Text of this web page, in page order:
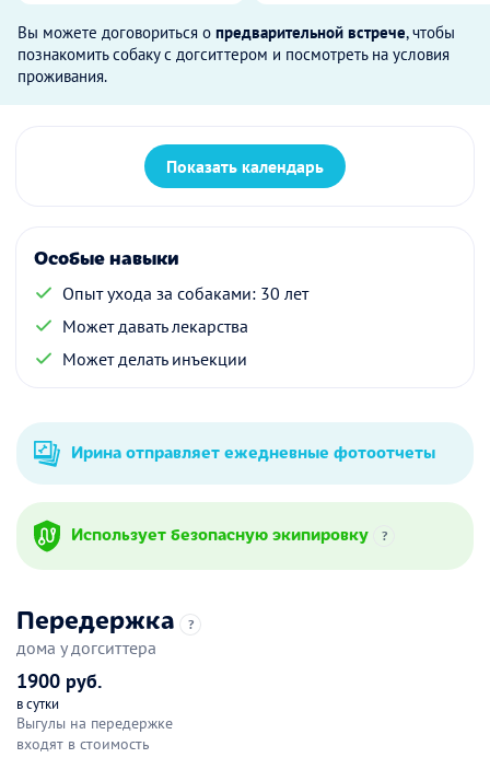
Вы можете договориться о предварительной встрече, чтобы
познакомить собаку с догситтером и посмотреть на условия
проживания.
Показать календарь
Особые навыки
Опыт ухода за собаками: 30 лет
Может давать лекарства
Может делать инъекции
Ирина отправляет ежедневные фотоотчеты
Использует безопасную экипировку ?
Передержка ?
дома у догситтера
1900 руб.
в сутки
Выгулы на передержке
входят в стоимость